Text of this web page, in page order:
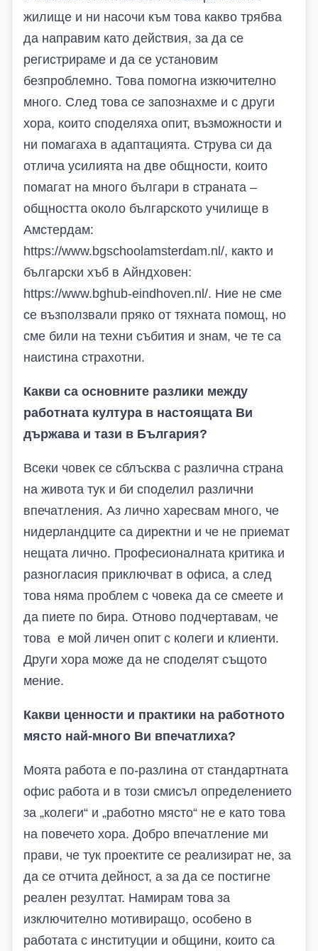
жилище и ни насочи към това какво трябва
да направим като действия, за да се
регистрираме и да се установим
безпроблемно. Това помогна изкючително
много. След това се запознахме и с други
хора, които споделяха опит, възможности и
ни помагаха в адаптацията. Струва си да
отлича усилията на две общности, които
помагат на много българи в страната –
общността около българското училище в
Амстердам:
https://www.bgschoolamsterdam.nl/, както и
български хъб в Айндховен:
https://www.bghub-eindhoven.nl/. Ние не сме
се възползвали пряко от тяхната помощ, но
сме били на техни събития и знам, че те са
наистина страхотни.
Какви са основните разлики между
работната култура в настоящата Ви
държава и тази в България?
Всеки човек се сблъсква с различна страна
на живота тук и би споделил различни
впечатления. Аз лично харесвам много, че
нидерландците са директни и че не приемат
нещата лично. Професионалната критика и
разногласия приключват в офиса, а след
това няма проблем с човека да се смеете и
да пиете по бира. Отново подчертавам, че
това е мой личен опит с колеги и клиенти.
Други хора може да не споделят същото
мение.
Какви ценности и практики на работното
място най-много Ви впечатлиха?
Моята работа е по-разлина от стандартната
офис работа и в този смисъл определението
за „колеги“ и „работно място“ не е като това
на повечето хора. Добро впечатление ми
прави, че тук проектите се реализират не, за
да се отчита дейност, а за да се постигне
реален резултат. Намирам това за
изключително мотивиращо, особено в
работата с институции и общини, които са